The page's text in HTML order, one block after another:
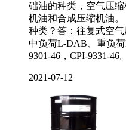
础油的种类，空气压
机油和合成压缩机油
种类？答：往复式空
中负荷L-DAB、重负
9301-46，CPI-9331-
2021-07-12